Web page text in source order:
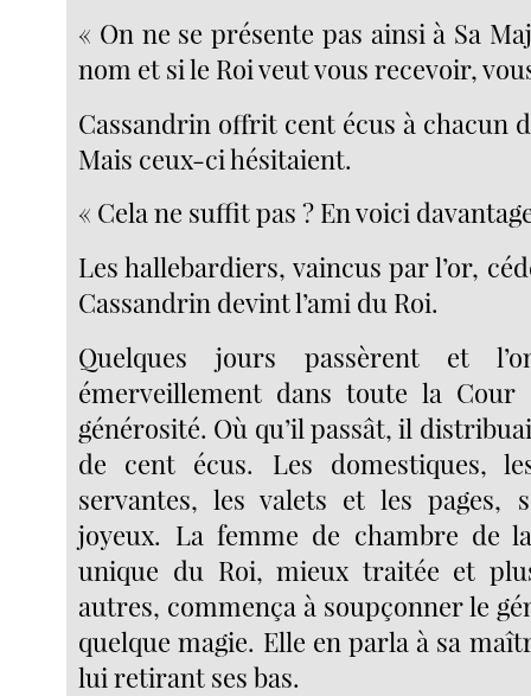
« On ne se présente pas ainsi à Sa
nom et si le Roi veut vous recevoir,
Cassandrin offrit cent écus à chacun
Mais ceux-ci hésitaient.
« Cela ne suffit pas ? En voici
Les hallebardiers, vaincus par l’or,
Cassandrin devint l’ami du Roi.
Quelques jours passèrent et
émerveillement dans toute la Cour
générosité. Où qu’il passât, il
de cent écus. Les domestiques,
servantes, les valets et les pages,
joyeux. La femme de chambre de
unique du Roi, mieux traitée et
autres, commença à soupçonner le
quelque magie. Elle en parla à sa
lui retirant ses bas.